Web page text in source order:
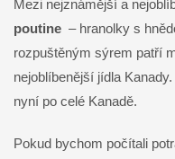
Mezi nejznámější a
poutine – hranolky s
rozpuštěným sýrem patří
nejoblíbenější jídla
nyní po celé Kanadě.
Pokud bychom počítali